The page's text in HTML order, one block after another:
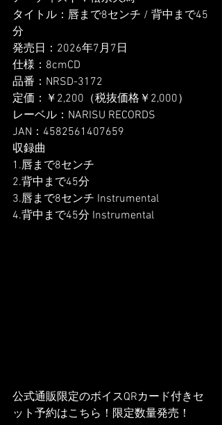
タイトル：唇まで8センチ / 背中まで45
分
発売日：2026年7月7日
仕様：8cmCD
品番：NRSD-3172
定価：￥2,200（税抜価格￥2,000）
レーベル：NARISU RECORDS
JAN：4582561407659
収録曲
1.唇まで8センチ
2.背中まで45分
3.唇まで8センチ Instrumental
4.背中まで45分 Instrumental
公式通販限定のボイスQRカード付きセ
ット予約はこちら！限定数量発売！